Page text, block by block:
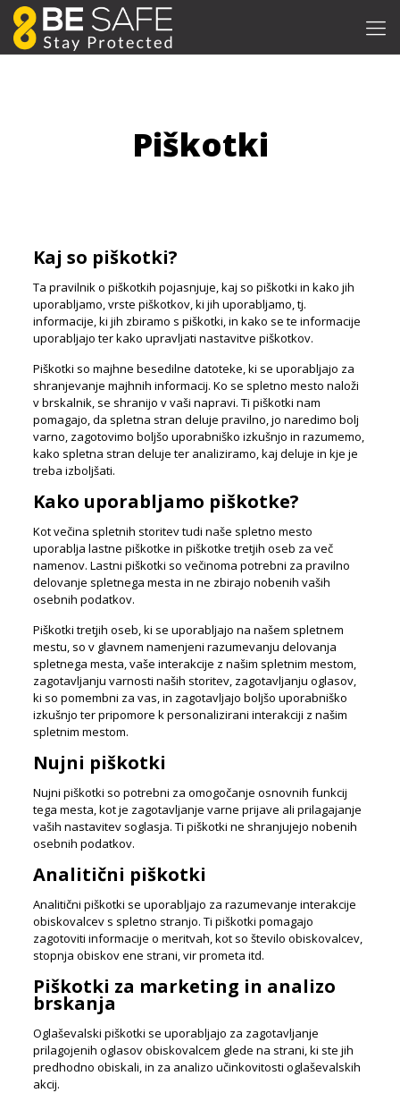
Piškotki
Kaj so piškotki?
Ta pravilnik o piškotkih pojasnjuje, kaj so piškotki in kako jih
uporabljamo, vrste piškotkov, ki jih uporabljamo, tj.
informacije, ki jih zbiramo s piškotki, in kako se te informacije
uporabljajo ter kako upravljati nastavitve piškotkov.
Piškotki so majhne besedilne datoteke, ki se uporabljajo za
shranjevanje majhnih informacij. Ko se spletno mesto naloži
v brskalnik, se shranijo v vaši napravi. Ti piškotki nam
pomagajo, da spletna stran deluje pravilno, jo naredimo bolj
varno, zagotovimo boljšo uporabniško izkušnjo in razumemo,
kako spletna stran deluje ter analiziramo, kaj deluje in kje je
treba izboljšati.
Kako uporabljamo piškotke?
Kot večina spletnih storitev tudi naše spletno mesto
uporablja lastne piškotke in piškotke tretjih oseb za več
namenov. Lastni piškotki so večinoma potrebni za pravilno
delovanje spletnega mesta in ne zbirajo nobenih vaših
osebnih podatkov.
Piškotki tretjih oseb, ki se uporabljajo na našem spletnem
mestu, so v glavnem namenjeni razumevanju delovanja
spletnega mesta, vaše interakcije z našim spletnim mestom,
zagotavljanju varnosti naših storitev, zagotavljanju oglasov,
ki so pomembni za vas, in zagotavljajo boljšo uporabniško
izkušnjo ter pripomore k personalizirani interakciji z našim
spletnim mestom.
Nujni piškotki
Nujni piškotki so potrebni za omogočanje osnovnih funkcij
tega mesta, kot je zagotavljanje varne prijave ali prilagajanje
vaših nastavitev soglasja. Ti piškotki ne shranjujejo nobenih
osebnih podatkov.
Analitični piškotki
Analitični piškotki se uporabljajo za razumevanje interakcije
obiskovalcev s spletno stranjo. Ti piškotki pomagajo
zagotoviti informacije o meritvah, kot so število obiskovalcev,
stopnja obiskov ene strani, vir prometa itd.
Piškotki za marketing in analizo
brskanja
Oglaševalski piškotki se uporabljajo za zagotavljanje
prilagojenih oglasov obiskovalcem glede na strani, ki ste jih
predhodno obiskali, in za analizo učinkovitosti oglaševalskih
akcij.